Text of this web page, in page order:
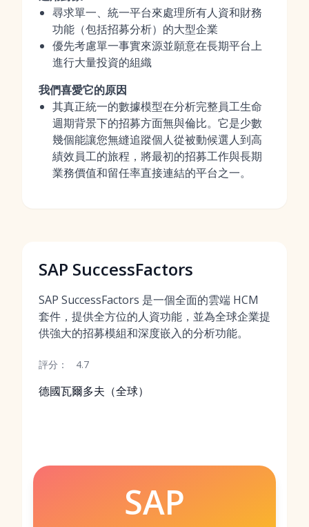
尋求單一、統一平台來處理所有人資和財務
功能（包括招募分析）的大型企業
優先考慮單一事實來源並願意在長期平台上
進行大量投資的組織
我們喜愛它的原因
其真正統一的數據模型在分析完整員工生命
週期背景下的招募方面無與倫比。它是少數
幾個能讓您無縫追蹤個人從被動候選人到高
績效員工的旅程，將最初的招募工作與長期
業務價值和留任率直接連結的平台之一。
SAP SuccessFactors
SAP SuccessFactors 是一個全面的雲端 HCM
套件，提供全方位的人資功能，並為全球企業提
供強大的招募模組和深度嵌入的分析功能。
評分： 4.7
德國瓦爾多夫（全球）
SAP